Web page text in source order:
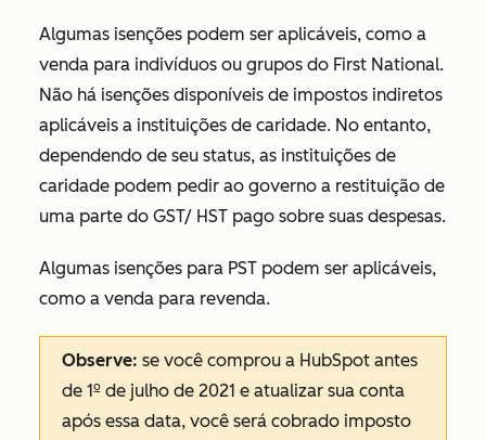
Algumas isenções podem ser aplicáveis, como a
venda para indivíduos ou grupos do First National.
Não há isenções disponíveis de impostos indiretos
aplicáveis a instituições de caridade. No entanto,
dependendo de seu status, as instituições de
caridade podem pedir ao governo a restituição de
uma parte do GST/ HST pago sobre suas despesas.
Algumas isenções para PST podem ser aplicáveis,
como a venda para revenda.
Observe: se você comprou a HubSpot antes
de 1º de julho de 2021 e atualizar sua conta
após essa data, você será cobrado imposto